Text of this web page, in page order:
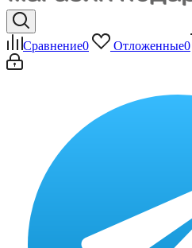
Сравнение0 Отложенные0